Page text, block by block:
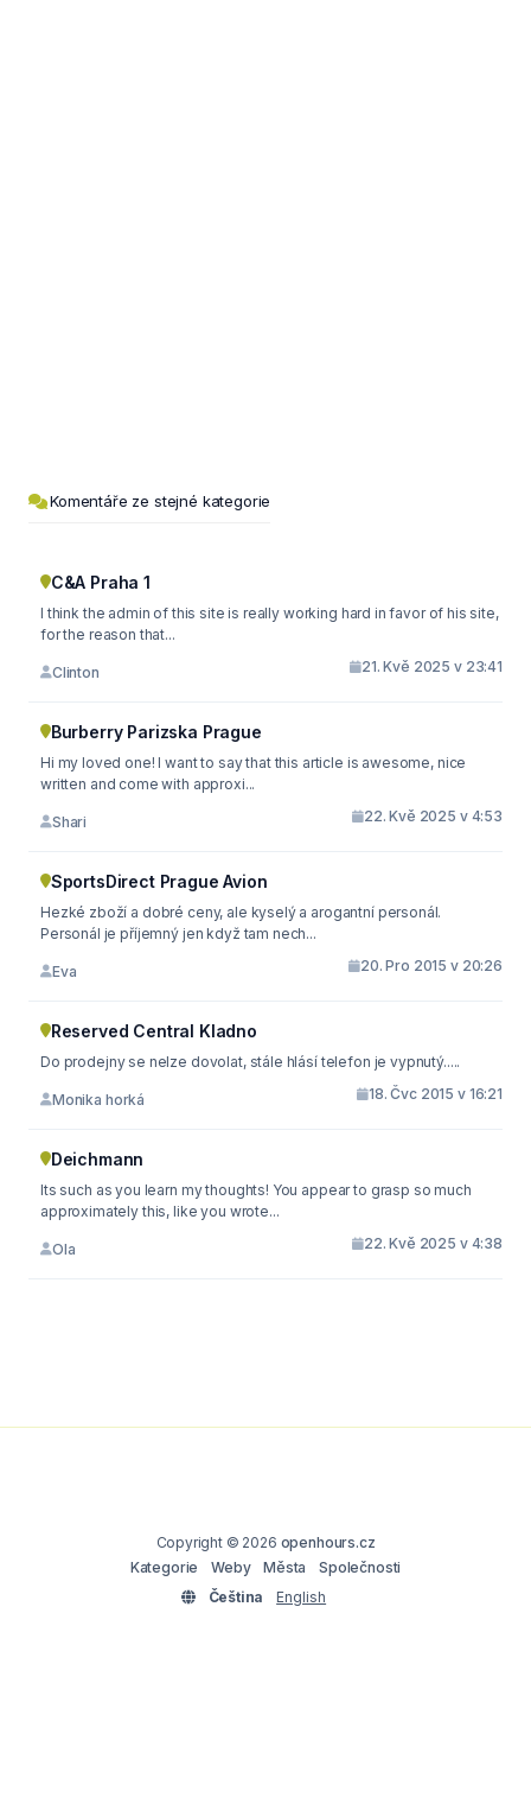
Komentáře ze stejné kategorie
C&A Praha 1
I think the admin of this site is really working hard in favor of his site,
for the reason that...
Clinton 21. Kvě 2025 v 23:41
Burberry Parizska Prague
Hi my loved one! I want to say that this article is awesome, nice
written and come with approxi...
Shari 22. Kvě 2025 v 4:53
SportsDirect Prague Avion
Hezké zboží a dobré ceny, ale kyselý a arogantní personál.
Personál je příjemný jen když tam nech...
Eva 20. Pro 2015 v 20:26
Reserved Central Kladno
Do prodejny se nelze dovolat, stále hlásí telefon je vypnutý.....
Monika horká 18. Čvc 2015 v 16:21
Deichmann
Its such as you learn my thoughts! You appear to grasp so much
approximately this, like you wrote...
Ola 22. Kvě 2025 v 4:38
Copyright © 2026 openhours.cz
Kategorie
Weby Města
Společnosti
Čeština
English